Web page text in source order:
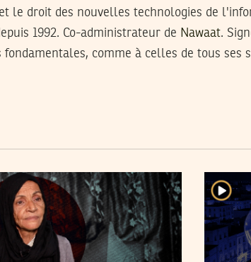
le droit des nouvelles technologies de
1992. Co-administrateur de Nawaat.
comme à celles de tous ses